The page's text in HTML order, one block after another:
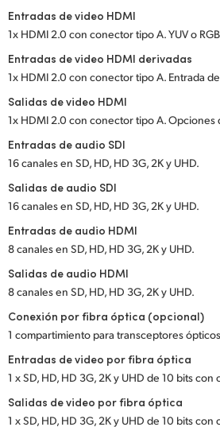
Entradas de video HDMI
1x HDMI 2.0 con conector tipo A. YUV o
Entradas de video HDMI derivadas
1x HDMI 2.0 con conector tipo A. Entrada
Salidas de video HDMI
1x HDMI 2.0 con conector tipo A. Opciones
Entradas de audio SDI
16 canales en SD, HD, HD 3G, 2K y UHD.
Salidas de audio SDI
16 canales en SD, HD, HD 3G, 2K y UHD.
Entradas de audio HDMI
8 canales en SD, HD, HD 3G, 2K y UHD.
Salidas de audio HDMI
8 canales en SD, HD, HD 3G, 2K y UHD.
Conexión por fibra óptica (opcional)
1 compartimiento para transceptores ópticos
Entradas de video por fibra óptica
1 x SD, HD, HD 3G, 2K y UHD de 10 bits
Salidas de video por fibra óptica
1 x SD, HD, HD 3G, 2K y UHD de 10 bits